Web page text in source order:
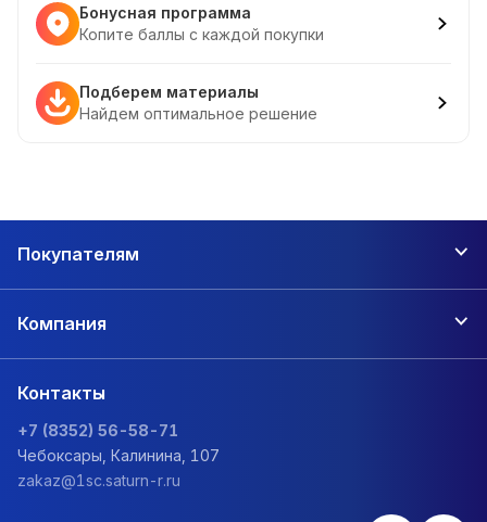
Бонусная программа
Копите баллы с каждой покупки
Подберем материалы
Найдем оптимальное решение
Покупателям
Компания
Контакты
+7 (8352) 56-58-71
Чебоксары, Калинина, 107
zakaz@1sc.saturn-r.ru